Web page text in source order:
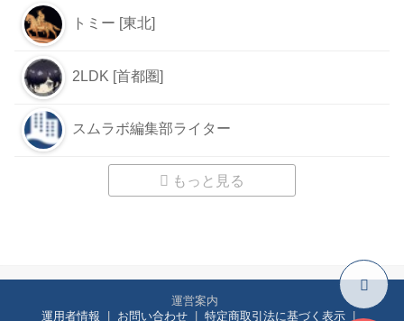
トミー [東北]
2LDK [首都圏]
スムラボ編集部ライター
もっと見る
運営案内
運用者情報
お問い合わせ 特定商取引法に基づく表示